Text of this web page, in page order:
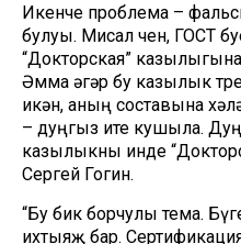
Икенче проблема –
булуы. Мисал өчен, ГОСТ
“Докторская”
Әмма әгәр бу казылык
икән, аның составына
– дуңгыз ите кушыла.
казылыкны инде
Сергей Гогин.
“Бу бик борчулы тема.
ихтыяҗ бар.